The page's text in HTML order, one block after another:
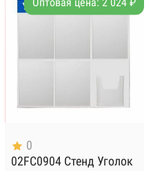
Оптовая цена: 2 024 ₽
0
02FC0904 Стенд Уголок